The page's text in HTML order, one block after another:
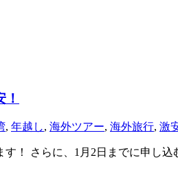
, 年越し, 海外ツアー, 海外旅行, 激
！ さらに、1月2日までに申し込